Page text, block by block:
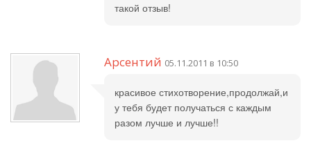
такой отзыв!
Арсентий 05.11.2011 в 10:50
красивое стихотворение,продолжай,и
у тебя будет получаться с каждым
разом лучше и лучше!!